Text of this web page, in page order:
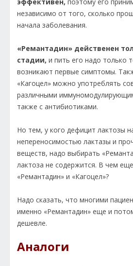
независимо от того, сколько
начала заболевания.
«Ремантадин» действенен
стадии, и пить его надо только
возникают первые симптомы.
«Кагоцел» можно употреблять
различными
также с антибиотиками.
Но тем, у кого дефицит лактозы
непереносимостью лактазы и
веществ, надо выбирать
лактоза не содержится. В чем
«Ремантадин» и «Кагоцел»?
Надо сказать, что многими
именно «Ремантадин» еще и
дешевле.
Аналоги